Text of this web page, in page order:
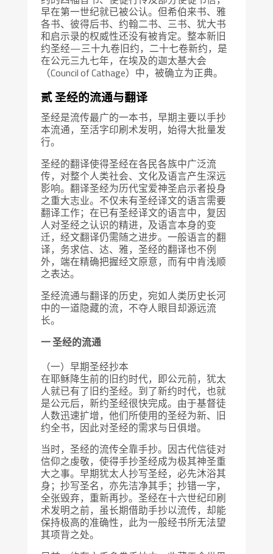
早在第一世纪就已被公认。但希伯来书、雅
各书、彼得后书、约翰二书、三书、犹大书
和启示录的权威性还没有被肯定。整本新旧
约圣经—三十九卷旧约，二十七卷新约，是
在公元三九七年，在埃及的迦太基大会
（Council of Cathage）中，被确立为正典。
贰 圣经的流通与翻译
圣经是流传最广的一本书，早期主要以手抄
本流通，至活字印刷术发明，始得大批量发
行。
圣经的翻译使得圣经在各民各族中广泛流
传，对整个人类社会、文化及语言产生深远
影响。翻译圣经为历代宝爱神圣启示者投身
之重大志业。不仅未有圣经译文的语言需要
翻译工作；在已有圣经译文的语言中，复因
人对圣经之认识的精进，及语言本身的变
迁，经文翻译仍需随之进步。一般语言的翻
译，务求信、达、雅，圣经的翻译也不例
外，端在精确把握经文原意，而有中肯浅顺
之表达。
圣经流通与翻译的历史，宛如人类历史长河
中的一道隐藏的流，不夺人眼目却源远流
长。
一 圣经的流通
（一）早期圣经抄本
在耶稣降生前的旧约时代，即公元前，犹太
人就已有了旧约圣经。到了新约时代，也就
是公元后，新约圣经很快完成。由于基督徒
人数迅速扩增，他们所使用的圣经为新、旧
约全书，因此对圣经的需求与日俱增。
当时，圣经的流传全靠手抄。因古代信徒对
信仰之虔敬，使得手抄圣经成为极其神圣重
大之事。早期犹太人抄写圣经，必先沐浴其
身；抄写圣名，亦先洁净其手；抄错一字，
全张毁弃，重新再抄。圣经在十六世纪印刷
术发明之前，虽长期借助手抄以流传，却能
保持极高的准确性，此为一般经书所无法望
其项背之处。